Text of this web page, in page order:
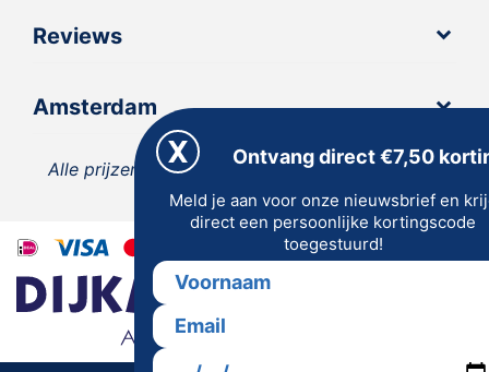
Reviews
Amsterdam
Alle prijzen zijn inclusief 21% BTW, tenzij anders
vermeld.
Ontvang direct €7,50
Meld je aan voor onze nieuwsbrief en
direct een persoonlijke kortingscode
toegestuurd!